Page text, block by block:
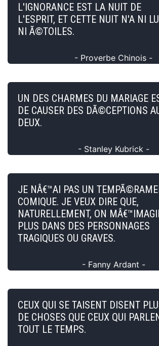
L'IGNORANCE EST LA NUIT DE
L'ESPRIT, ET CETTE NUIT N'A NI
NI Ã©TOILES.
- Proverbe Chinois -
UN DES CHARMES DU MARIAGE
DE CAUSER DES DÃ©CEPTIONS
DEUX.
- Stanley Kubrick -
JE NÂ€™AI PAS UN
COMIQUE. JE VEUX DIRE QUE,
NATURELLEMENT, ON
PLUS DANS DES PERSONNAGES
TRAGIQUES OU GRAVES.
- Fanny Ardant -
CEUX QUI SE TAISENT DISENT
DE CHOSES QUE CEUX QUI
TOUT LE TEMPS.